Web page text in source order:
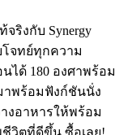
ริงกับ Synergy
โจทย์ทุกความ
ได้ 180 องศาพร้อม
าพร้อมฟังก์ชันนั่ง
งอาหารให้พร้อม
วิตที่ดีขึ้น ซื้อเลย!